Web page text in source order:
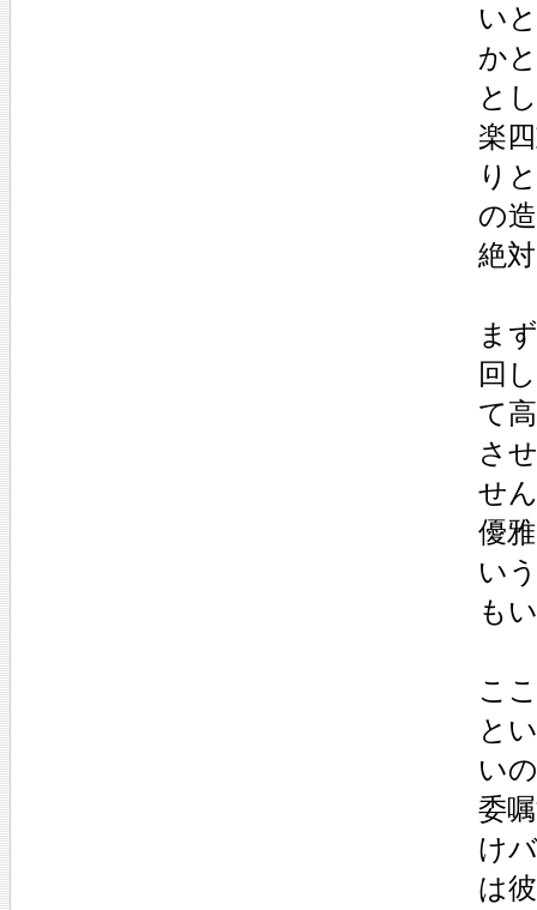
い
か
と
楽
り
の
絶
ま
回
て
さ
せ
優
い
も
こ
と
い
委
け
は